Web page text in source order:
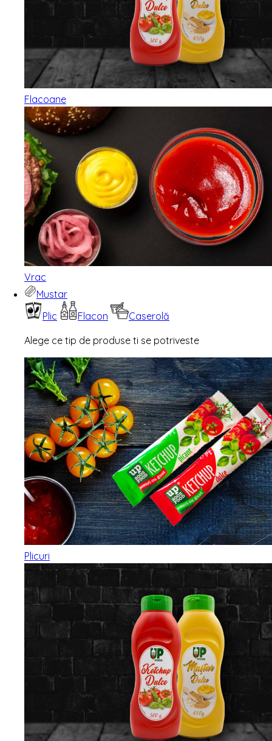
Flacoane
Vrac
Mustar
Plic
Flacon
Caserolă
Alege ce tip de produse ti se potriveste
Plicuri